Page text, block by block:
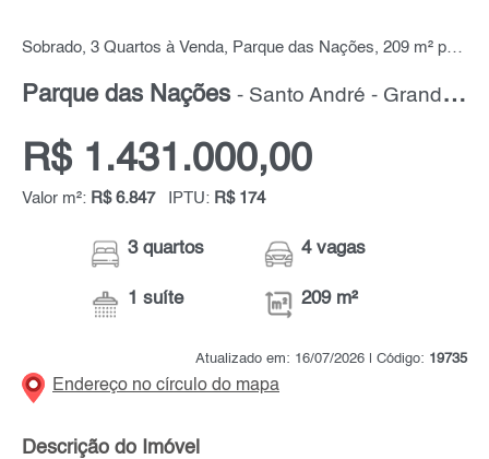
Sobrado, 3 Quartos à Venda, Parque das Nações, 209 m² por R$ 1.431.000,00
Parque das Nações - Santo André - Grande ABC
R$ 1.431.000,00
Valor m²: R$ 6.847 IPTU: R$ 174
3 quartos
1 suíte
4 vagas
209 m²
Atualizado em: 16/07/2026 | Código: 19735
Endereço no círculo do mapa
Descrição do Imóvel